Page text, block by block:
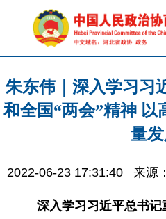
朱东伟｜深入学习习
和全国“两会”精神 以
量
2022-06-23 17:31:40 来源
深入学习习近平总书